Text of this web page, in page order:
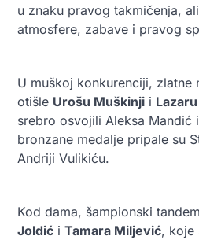
u znaku pravog takmičenja,
atmosfere, zabave i pravog
U muškoj konkurenciji, zlatne
otišle Urošu Muškinji i
srebro osvojili Aleksa Mandić
bronzane medalje pripale su
Andriji Vulikiću.
Kod dama, šampionski
Joldić i Tamara Miljević, koje